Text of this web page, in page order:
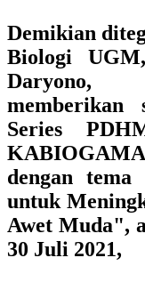
Demikian
Biologi
Daryono,
memberikan
Series
dengan
untuk
Awet Muda",
30 Juli 2021,